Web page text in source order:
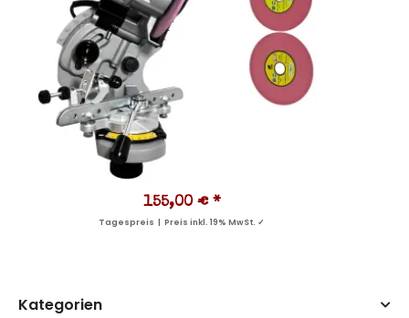
155,00 € *
Tagespreis | Preis inkl. 19% MwSt. ✓
Kategorien